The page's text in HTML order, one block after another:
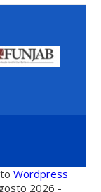
Wordpress
2026 -